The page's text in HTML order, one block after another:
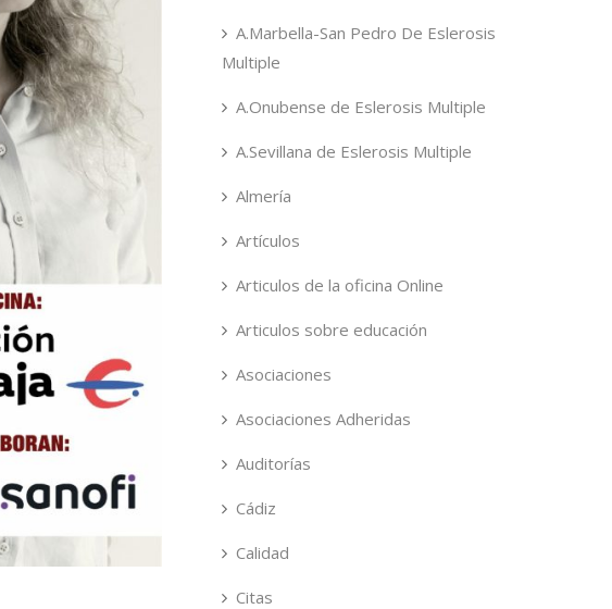
A.Marbella-San Pedro De Eslerosis
Multiple
A.Onubense de Eslerosis Multiple
A.Sevillana de Eslerosis Multiple
Almería
Artículos
Articulos de la oficina Online
Articulos sobre educación
Asociaciones
Asociaciones Adheridas
Auditorías
Cádiz
Calidad
Citas